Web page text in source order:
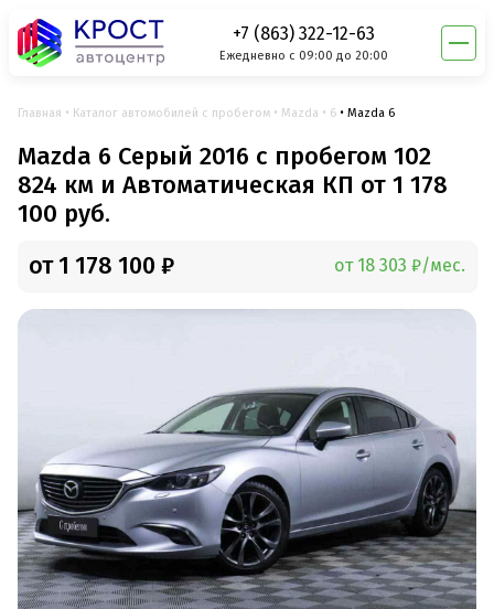
+7 (863) 322-12-63
Ежедневно с 09:00 до 20:00
Главная Каталог автомобилей с пробегом Mazda 6 Mazda 6
Mazda 6 Серый 2016 с пробегом 102
824 км и Автоматическая КП от 1 178
100 руб.
от 1 178 100 ₽ от 18 303 ₽/мес.